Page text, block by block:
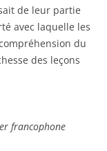
de leur partie
avec laquelle les
du
des leçons
francophone